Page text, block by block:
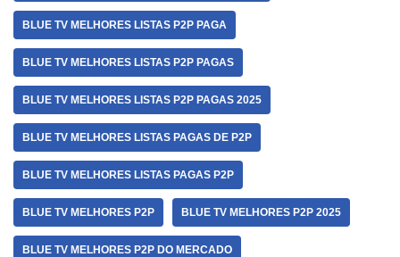
BLUE TV MELHORES LISTAS P2P PAGA
BLUE TV MELHORES LISTAS P2P PAGAS
BLUE TV MELHORES LISTAS P2P PAGAS 2025
BLUE TV MELHORES LISTAS PAGAS DE P2P
BLUE TV MELHORES LISTAS PAGAS P2P
BLUE TV MELHORES P2P BLUE TV MELHORES P2P 2025
BLUE TV MELHORES P2P DO MERCADO